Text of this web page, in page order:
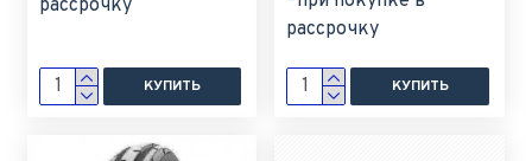
рассрочку
КУПИТЬ
рассрочку
КУПИТЬ